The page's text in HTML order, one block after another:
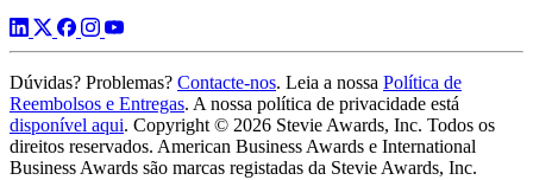
Dúvidas? Problemas? Contacte-nos. Leia a nossa Política de
Reembolsos e Entregas. A nossa política de privacidade está
disponível aqui. Copyright © 2026 Stevie Awards, Inc. Todos os
direitos reservados. American Business Awards e International
Business Awards são marcas registadas da Stevie Awards, Inc.